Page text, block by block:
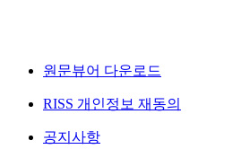
원문뷰어 다운로드
RISS 개인정보 재동의
공지사항